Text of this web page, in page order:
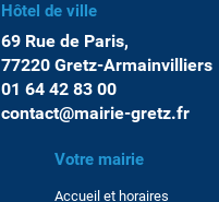
Hôtel de ville
69 Rue de Paris,
77220 Gretz-Armainvilliers
01 64 42 83 00
contact@mairie-gretz.fr
Votre mairie
Accueil et horaires